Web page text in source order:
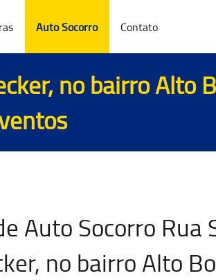
Auto Socorro Contato
no bairro Alto
Auto Socorro Rua
no bairro Alto